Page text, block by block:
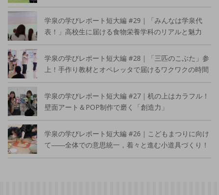
学泉の学びレポート短大編 #29｜「みんなは学泉代
表！」高校生に届ける食物栄養学科のリアルと魅力
学泉の学びレポート短大編 #28｜「三匹のこぶた」参
上！手作り教材とオペレッタで届けるワクワクの時間
学泉の学びレポート短大編 #27｜机の上はカラフル！
壁面アート＆POP制作で磨く「創造力」
学泉の学びレポート短大編 #26｜こどもまつりに向け
て――全体での意思統一，着々と進む小道具づくり！